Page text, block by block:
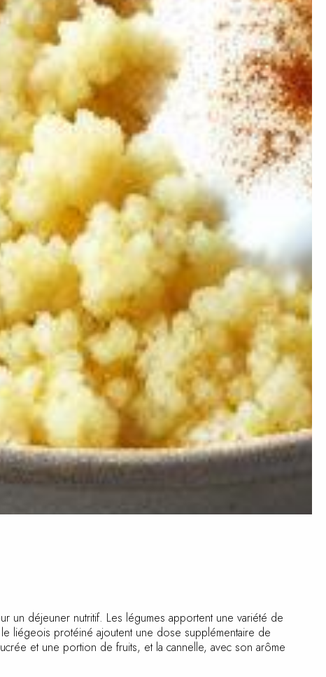
un déjeuner nutritif. Les légumes apportent une variété de
liégeois protéiné ajoutent une dose supplémentaire de
et une portion de fruits, et la cannelle, avec son arôme